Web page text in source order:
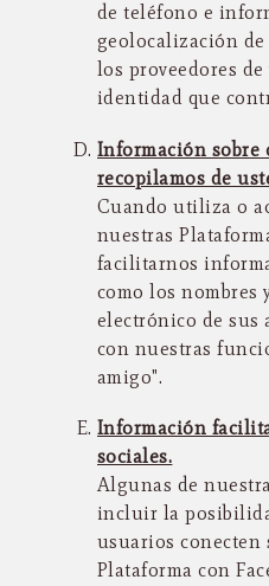
de teléfono e
geolocalización de
los proveedores
identidad que
Información sobre
recopilamos de
Cuando utiliza o
nuestras
facilitarnos
como los nombres
electrónico de sus
con nuestras
amigo".
Información
sociales.
Algunas de
incluir la
usuarios
Plataforma con